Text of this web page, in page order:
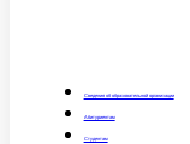
Сведения об образовательной организации
Абитуриентам
Студентам